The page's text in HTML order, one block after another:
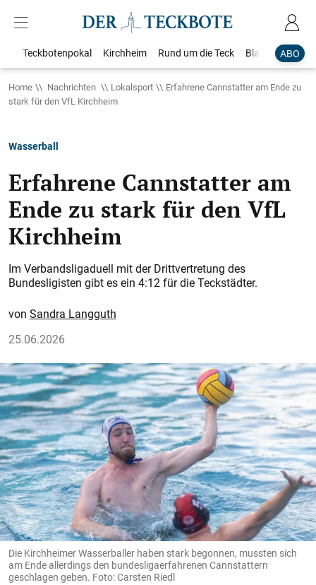
ABO
Teckbotenpokal Kirchheim Rund um die Teck Blaulicht
Home Nachrichten Lokalsport
Erfahrene Cannstatter am Ende zu
stark für den VfL Kirchheim
Wasserball
Erfahrene Cannstatter am
Ende zu stark für den VfL
Kirchheim
Im Verbandsligaduell mit der Drittvertretung des
Bundesligisten gibt es ein 4:12 für die Teckstädter.
Sandra Langguth
25.06.2026
Die Kirchheimer Wasserballer haben stark begonnen, mussten sich
am Ende allerdings den bundesligaerfahrenen Cannstattern
geschlagen geben. Foto: Carsten Riedl